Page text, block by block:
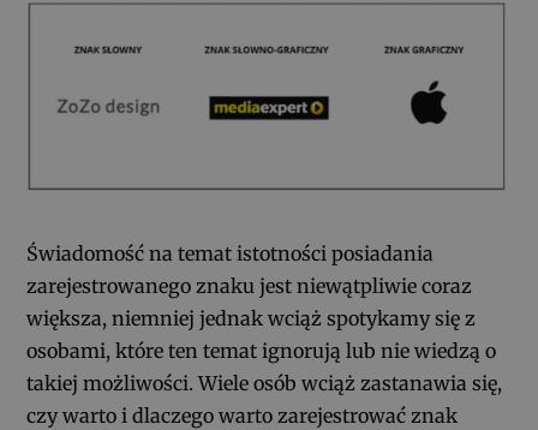
Świadomość na temat istotności posiadania
zarejestrowanego znaku jest niewątpliwie coraz
większa, niemniej jednak wciąż spotykamy się z
osobami, które ten temat ignorują lub nie wiedzą o
takiej możliwości. Wiele osób wciąż zastanawia się,
czy warto i dlaczego warto zarejestrować znak